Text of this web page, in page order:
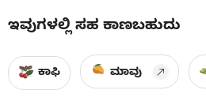
ಇವುಗಳಲ್ಲಿ ಸಹ ಕಾಣಬಹುದು
ಕಾಫಿ ಮಾವು